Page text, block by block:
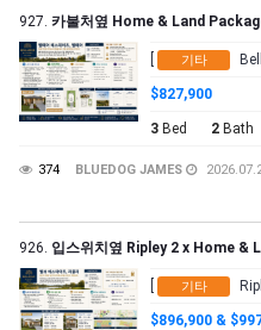
927. 카불처옆 Home & Land Package - Currawong
기타
$827,900
3 Bed 2 Bath
374 BLUEDOG JAMES
926. 입스위치옆 Ripley 2 x Home & Land
기타
$896,900 &